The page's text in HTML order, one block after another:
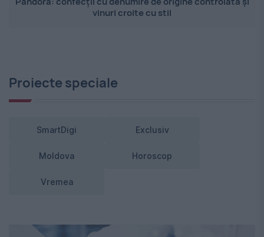
vinuri croite cu stil
Proiecte speciale
SmartDigi Exclusiv
Moldova Horoscop
Vremea